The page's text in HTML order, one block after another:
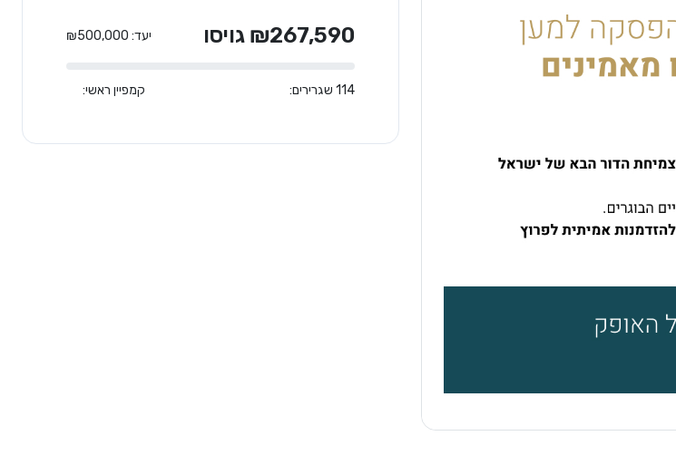
₪267,590 גויסו יעד: ₪500,000
114 שגרירים: קמפיין ראשי: